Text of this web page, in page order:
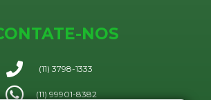
NOS
(11) 3798-1333
(11) 99901-8382